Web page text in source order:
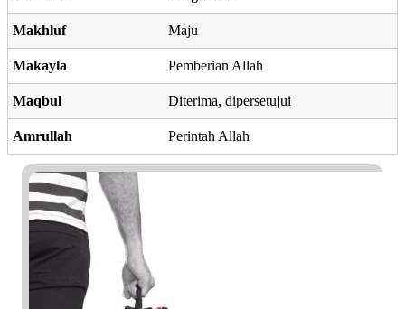
Makhluf Maju
Makayla Pemberian Allah
Maqbul Diterima, dipersetujui
Amrullah Perintah Allah